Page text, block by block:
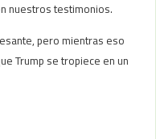
nuestros testimonios.
pero mientras eso
Trump se tropiece en un